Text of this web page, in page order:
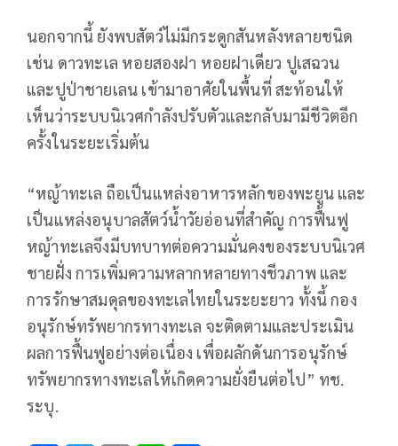
นอกจากนี้ ยังพบสัตว์ไม่มีกระดูกสันหลังหลายชนิด
เช่น ดาวทะเล หอยสองฝา หอยฝาเดียว ปูเสฉวน
และปูป่าชายเลน เข้ามาอาศัยในพื้นที่ สะท้อนให้
เห็นว่าระบบนิเวศกำลังปรับตัวและกลับมามีชีวิตอีก
ครั้งในระยะเริ่มต้น
“หญ้าทะเล ถือเป็นแหล่งอาหารหลักของพะยูน และ
เป็นแหล่งอนุบาลสัตว์น้ำวัยอ่อนที่สำคัญ การฟื้นฟู
หญ้าทะเลจึงมีบทบาทต่อความมั่นคงของระบบนิเวศ
ชายฝั่ง การเพิ่มความหลากหลายทางชีวภาพ และ
การรักษาสมดุลของทะเลไทยในระยะยาว ทั้งนี้ กอง
อนุรักษ์ทรัพยากรทางทะเล จะติดตามและประเมิน
ผลการฟื้นฟูอย่างต่อเนื่อง เพื่อผลักดันการอนุรักษ์
ทรัพยากรทางทะเลให้เกิดความยั่งยืนต่อไป” ทช.
ระบุ.